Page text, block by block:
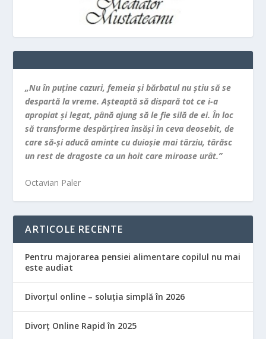
„Nu în puţine cazuri, femeia şi bărbatul nu ştiu să se
despartă la vreme. Aşteaptă să dispară tot ce i-a
apropiat şi legat, până ajung să le fie silă de ei. În loc
să transforme despărţirea însăşi în ceva deosebit, de
care să-şi aducă aminte cu duioşie mai târziu, târăsc
un rest de dragoste ca un hoit care miroase urât.”
Octavian Paler
ARTICOLE RECENTE
Pentru majorarea pensiei alimentare copilul nu mai
este audiat
Divorțul online – soluția simplă în 2026
Divorț Online Rapid în 2025